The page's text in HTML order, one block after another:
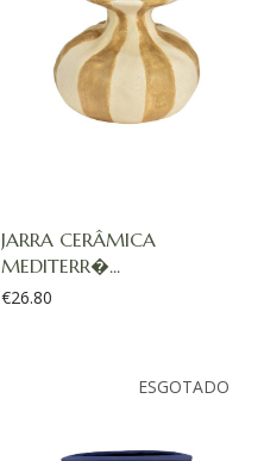
JARRA CERÂMICA
MEDITERR�...
€26.80